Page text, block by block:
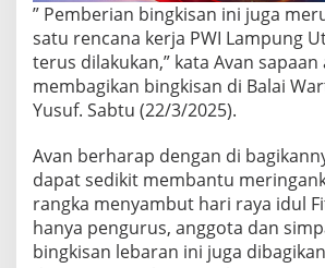
” Pemberian bingkisan ini juga
satu rencana kerja PWI Lampung
terus dilakukan,” kata Avan
membagikan bingkisan di Balai
Yusuf. Sabtu (22/3/2025).
Avan berharap dengan di
dapat sedikit membantu
rangka menyambut hari raya idul
hanya pengurus, anggota dan
bingkisan lebaran ini juga